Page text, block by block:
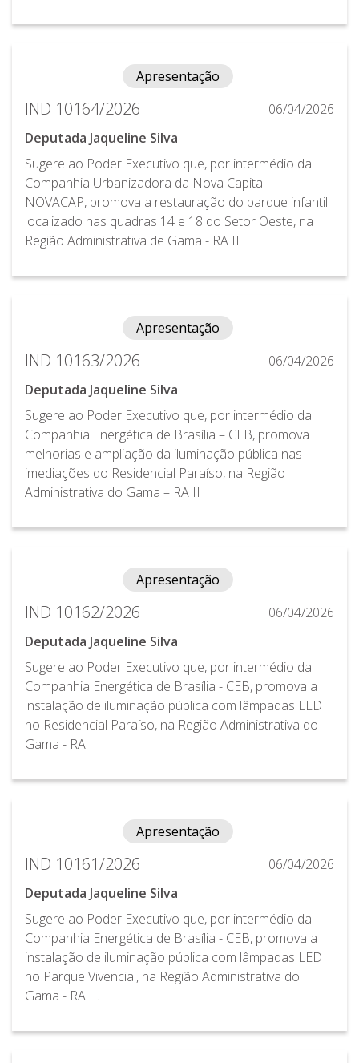
Apresentação
IND 10164/2026
06/04/2026
Deputada Jaqueline Silva
Sugere ao Poder Executivo que, por intermédio da
Companhia Urbanizadora da Nova Capital –
NOVACAP, promova a restauração do parque infantil
localizado nas quadras 14 e 18 do Setor Oeste, na
Região Administrativa de Gama - RA II
Apresentação
IND 10163/2026
06/04/2026
Deputada Jaqueline Silva
Sugere ao Poder Executivo que, por intermédio da
Companhia Energética de Brasília – CEB, promova
melhorias e ampliação da iluminação pública nas
imediações do Residencial Paraíso, na Região
Administrativa do Gama – RA II
Apresentação
IND 10162/2026
06/04/2026
Deputada Jaqueline Silva
Sugere ao Poder Executivo que, por intermédio da
Companhia Energética de Brasília - CEB, promova a
instalação de iluminação pública com lâmpadas LED
no Residencial Paraíso, na Região Administrativa do
Gama - RA II
Apresentação
IND 10161/2026
06/04/2026
Deputada Jaqueline Silva
Sugere ao Poder Executivo que, por intermédio da
Companhia Energética de Brasília - CEB, promova a
instalação de iluminação pública com lâmpadas LED
no Parque Vivencial, na Região Administrativa do
Gama - RA II.